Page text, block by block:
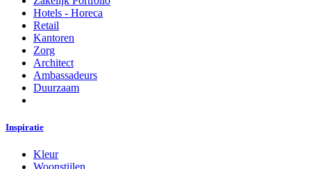
Hotels - Horeca
Retail
Kantoren
Zorg
Architect
Ambassadeurs
Duurzaam
Inspiratie
Kleur
Woonstijlen